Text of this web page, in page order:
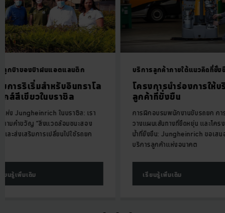
าฝนแอตแลนติก
มสำหรับอินทราโล
ในบราซิล
ในบราซิล: เรา
สิ่งแวดล้อมชนะสอง
ารเปลี่ยนไปใช้รถยก
บริการลูกค้าภายใต้แนวคิดที่ยั่งยืน
โครงการนำร่องการให้บริการ
ลูกค้าที่ยั่งยืน
การฝึกอบรมพนักงานขับรถยก การ
วางแผนเส้นทางที่ยืดหยุ่น และโครงการพลัง
น้ำที่ยั่งยืน: Jungheinrich ขอเสนอการให้
บริการลูกค้าแห่งอนาคต
เรียนรู้เพิ่มเติม